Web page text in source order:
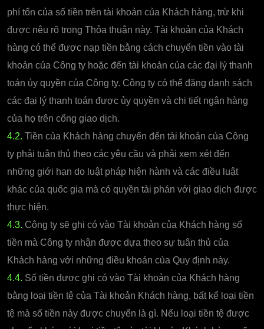
phí tổn của số tiền trên tài khoản của Khách hàng, trừ khi
được nêu rõ trong Thỏa thuận này. Tài khoản của Khách
hàng có thể được nạp tiền bằng cách chuyển tiền vào tài
khoản của Công ty hoặc đến tài khoản của các đại lý thanh
toán ủy quyền của Công ty. Công ty có thể đăng danh sách
các đại lý thanh toán được ủy quyền và chi tiết ngân hàng
của họ trên cổng giao dịch.
4.2. Tiền của Khách hàng chuyển đến tài khoản của Công
ty phải tuân thủ theo các yêu cầu và phải xem xét đến
những giới hạn do luật pháp hiện hành và các điều luật
khác của quốc gia mà có quyền tài phán với giao dịch được
thực hiện.
4.3. Công ty sẽ ghi có vào Tài khoản của Khách hàng số
tiền mà Công ty nhận được dựa theo sự tuân thủ của
Khách hàng với những điều khoản của Quy định này.
4.4. Số tiền được ghi có vào Tài khoản của Khách hàng
bằng loại tiền tệ của Tài khoản Khách hàng, bất kể loại tiền
tệ mà số tiền này được chuyển là gì. Nếu loại tiền tệ được